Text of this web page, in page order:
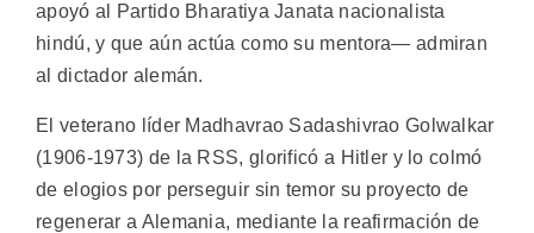
apoyó al Partido Bharatiya Janata nacionalista
hindú, y que aún actúa como su mentora— admiran
al dictador alemán.
El veterano líder Madhavrao Sadashivrao Golwalkar
(1906-1973) de la RSS, glorificó a Hitler y lo colmó
de elogios por perseguir sin temor su proyecto de
regenerar a Alemania, mediante la reafirmación de